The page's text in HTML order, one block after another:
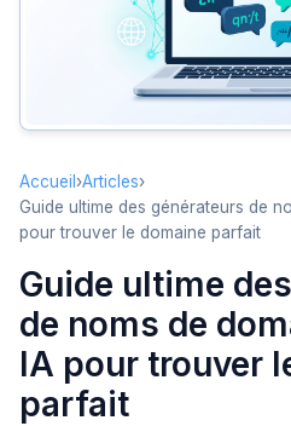
Accueil›Articles›
Guide ultime des générateurs de
pour trouver le domaine parfait
Guide ultime
de noms de
IA pour trouver
parfait
2. Namelix
3. Lean Domain Search
6. Panabee
7. Namecheap Beast Mode
Le processus complet : de
Que faire si le domaine
Les limites des générateurs IA
Questions fréquentes